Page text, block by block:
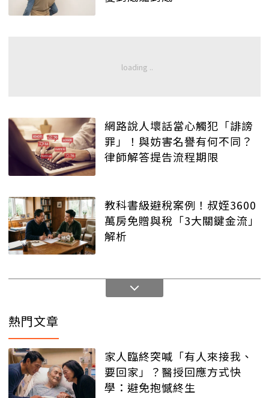
網路說人壞話當心觸犯「誹謗
罪」！與妨害名譽有何不同？
律師解答提告流程期限
教科書級避稅案例！叔姪3600
萬房免贈與稅「3大關鍵金流」
解析
熱門文章
家人臨終突喊「有人來接我、
要回家」？醫授回應方式快
學：避免抱憾終生